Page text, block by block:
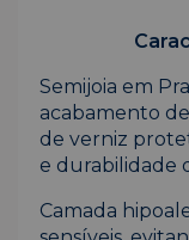
Semijoia em
acabamento
de verniz
e durabilidade
Camada